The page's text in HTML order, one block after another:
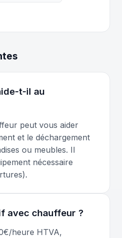
t-il au
peut vous aider
et le déchargement
ou meubles. Il
nécessaire
avec chauffeur ?
heure HTVA,